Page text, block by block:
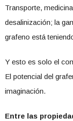
Transporte,
desalinización; la
grafeno está
Y esto es solo el
El potencial del
imaginación.
Entre las